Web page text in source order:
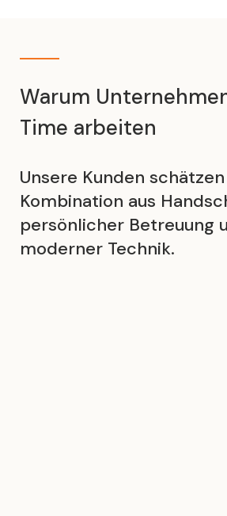
Warum
Time arbeiten
Unsere Kunden
Kombination aus
persönlicher Betreuung
moderner Technik.